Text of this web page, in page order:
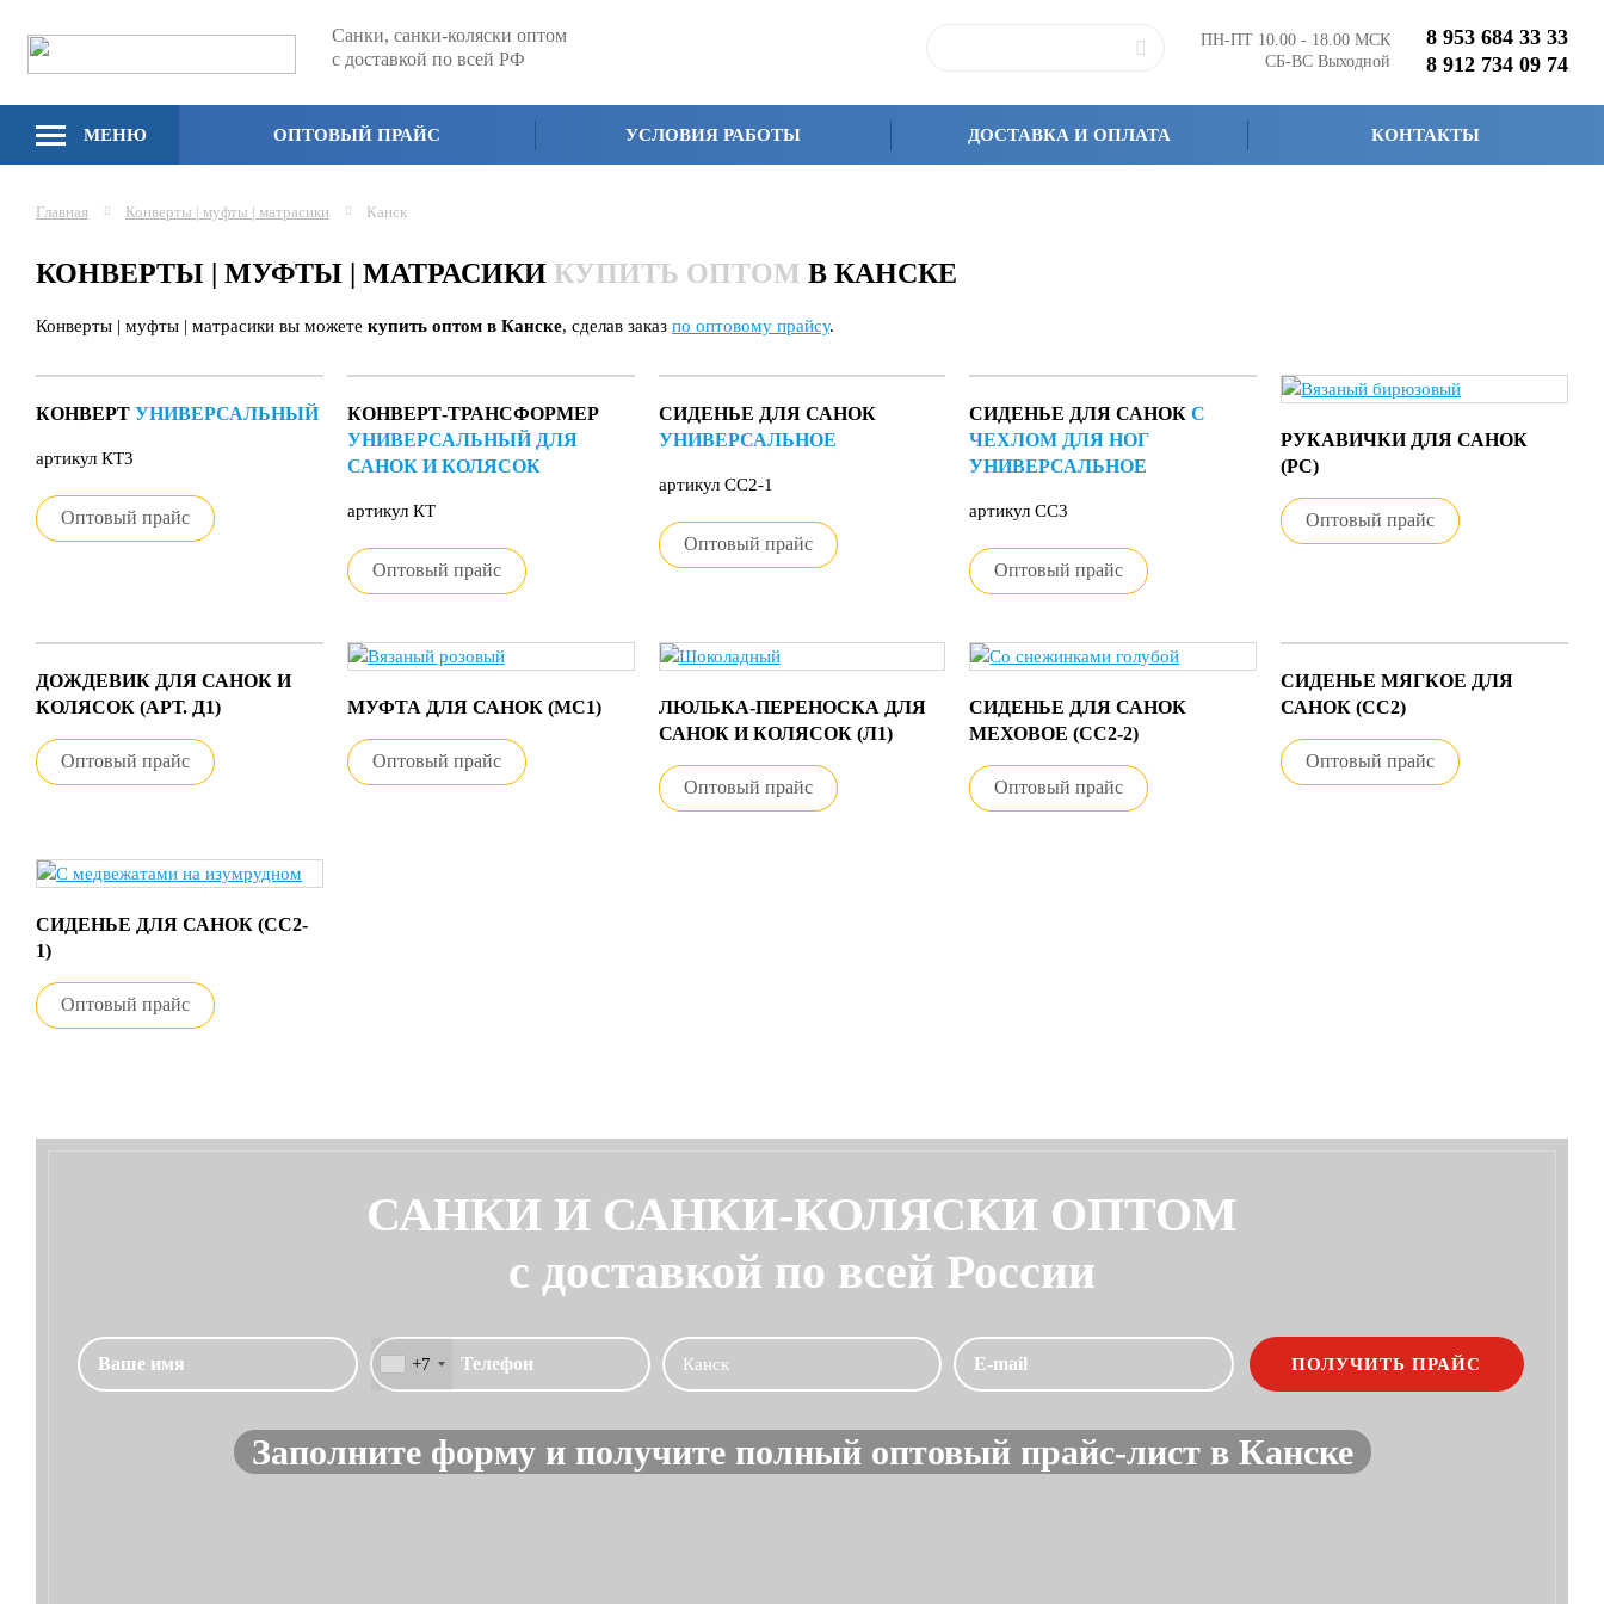
Санки, санки-коляски оптом
с доставкой по всей РФ
ПН-ПТ 10.00 - 18.00 МСК
СБ-ВС Выходной
8 953 684 33 33
8 912 734 09 74
МЕНЮ ОПТОВЫЙ ПРАЙС УСЛОВИЯ РАБОТЫ ДОСТАВКА И ОПЛАТА КОНТАКТЫ
Главная Конверты | муфты | матрасики Канск
КОНВЕРТЫ | МУФТЫ | МАТРАСИКИ КУПИТЬ ОПТОМ В КАНСКЕ
Конверты | муфты | матрасики вы можете купить оптом в Канске, сделав заказ по оптовому прайсу.
КОНВЕРТ УНИВЕРСАЛЬНЫЙ
артикул КТ3
Оптовый прайс
КОНВЕРТ-ТРАНСФОРМЕР
УНИВЕРСАЛЬНЫЙ ДЛЯ
САНОК И КОЛЯСОК
артикул КТ
Оптовый прайс
СИДЕНЬЕ ДЛЯ САНОК
УНИВЕРСАЛЬНОЕ
артикул СС2-1
Оптовый прайс
СИДЕНЬЕ ДЛЯ САНОКС
ЧЕХЛОМ ДЛЯ НОГ
УНИВЕРСАЛЬНОЕ
артикул СС3
Оптовый прайс
РУКАВИЧКИ ДЛЯ САНОК
(РС)
Оптовый прайс
ДОЖДЕВИК ДЛЯ САНОК И
КОЛЯСОК (АРТ. Д1)
Оптовый прайс
МУФТА ДЛЯ САНОК (МС1)
Оптовый прайс
ЛЮЛЬКА-ПЕРЕНОСКА ДЛЯ
САНОК И КОЛЯСОК (Л1)
Оптовый прайс
СИДЕНЬЕ ДЛЯ САНОК
МЕХОВОЕ (СС2-2)
Оптовый прайс
СИДЕНЬЕ МЯГКОЕ ДЛЯ
САНОК (СС2)
Оптовый прайс
СИДЕНЬЕ ДЛЯ САНОК (СС2-
1)
Оптовый прайс
САНКИ И САНКИ-КОЛЯСКИ ОПТОМ
с доставкой по всей России
+7
Заполните форму и получите полный оптовый прайс-лист в Канске